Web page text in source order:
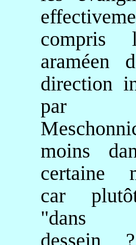
araméen
direction
par
moins
certaine
car
"dans
dessein